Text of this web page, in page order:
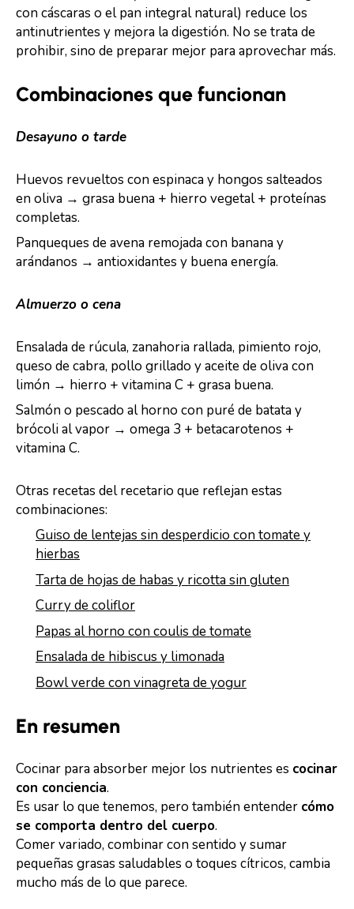
con cáscaras o el pan integral natural) reduce los
antinutrientes y mejora la digestión. No se trata de
prohibir, sino de preparar mejor para aprovechar más.
Combinaciones que funcionan
Desayuno o tarde
Huevos revueltos con espinaca y hongos salteados
en oliva → grasa buena + hierro vegetal + proteínas
completas.
Panqueques de avena remojada con banana y
arándanos → antioxidantes y buena energía.
Almuerzo o cena
Ensalada de rúcula, zanahoria rallada, pimiento rojo,
queso de cabra, pollo grillado y aceite de oliva con
limón → hierro + vitamina C + grasa buena.
Salmón o pescado al horno con puré de batata y
brócoli al vapor → omega 3 + betacarotenos +
vitamina C.
Otras recetas del recetario que reflejan estas
combinaciones:
Guiso de lentejas sin desperdicio con tomate y
hierbas
Tarta de hojas de habas y ricotta sin gluten
Curry de coliflor
Papas al horno con coulis de tomate
Ensalada de hibiscus y limonada
Bowl verde con vinagreta de yogur
En resumen
Cocinar para absorber mejor los nutrientes es cocinar
con conciencia.
Es usar lo que tenemos, pero también entender cómo
se comporta dentro del cuerpo.
Comer variado, combinar con sentido y sumar
pequeñas grasas saludables o toques cítricos, cambia
mucho más de lo que parece.